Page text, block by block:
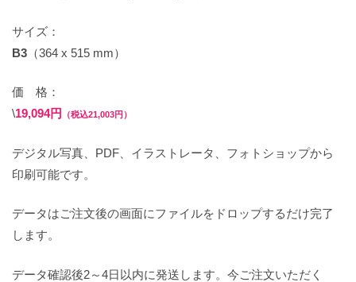
サイズ：
B3 （364 x 515 mm）
価 格：
\19,094円 （税込21,003円）
デジタル写真、PDF、イラストレータ、フォトショップから
印刷可能です。
データはご注文後の画面にファイルをドロップするだけ完了
します。
データ確認後2～4日以内に発送します。今ご注文いただく